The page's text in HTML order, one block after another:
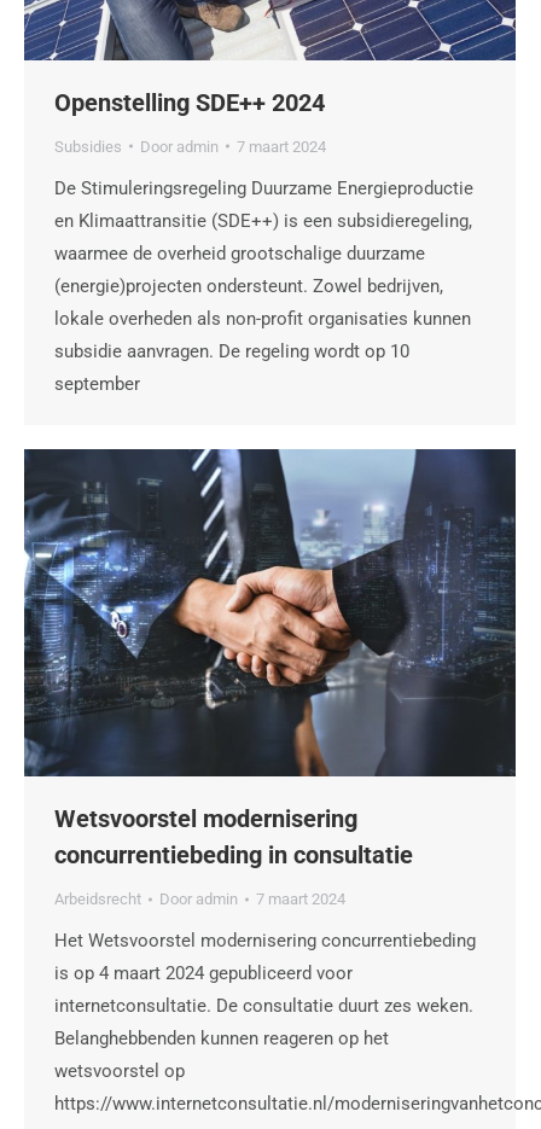
Openstelling SDE++ 2024
Subsidies Door admin 7 maart 2024
De Stimuleringsregeling Duurzame Energieproductie
en Klimaattransitie (SDE++) is een subsidieregeling,
waarmee de overheid grootschalige duurzame
(energie)projecten ondersteunt. Zowel bedrijven,
lokale overheden als non-profit organisaties kunnen
subsidie aanvragen. De regeling wordt op 10
september
Wetsvoorstel modernisering
concurrentiebeding in consultatie
Arbeidsrecht Door admin 7 maart 2024
Het Wetsvoorstel modernisering concurrentiebeding
is op 4 maart 2024 gepubliceerd voor
internetconsultatie. De consultatie duurt zes weken.
Belanghebbenden kunnen reageren op het
wetsvoorstel op
https://www.internetconsultatie.nl/